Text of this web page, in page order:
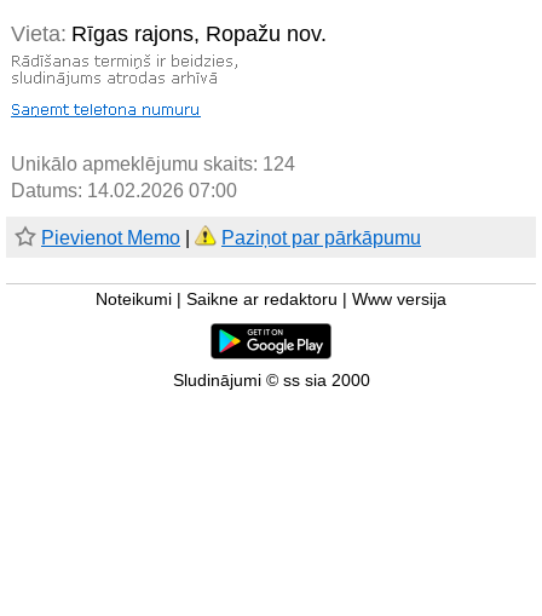
Vieta: Rīgas rajons, Ropažu nov.
Unikālo apmeklējumu skaits: 124
Datums: 14.02.2026 07:00
Pievienot Memo Paziņot par pārkāpumu
Noteikumi Saikne ar redaktoru Www versija
Sludinājumi © ss sia 2000